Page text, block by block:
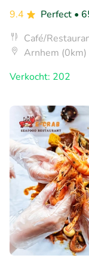
9.4 Perfect •
Café/
Arnhem (0km)
Verkocht: 202